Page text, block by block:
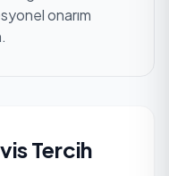
onarım
Tercih